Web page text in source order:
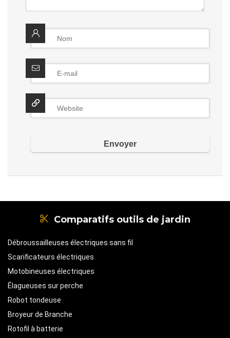
Comparatifs outils de jardin
Débroussailleuses électriques sans fil
Scarificateurs électriques
Motobineuses électriques
Élagueuses sur perche
Robot tondeuse
Broyeur de Branche
Rotofil à batterie